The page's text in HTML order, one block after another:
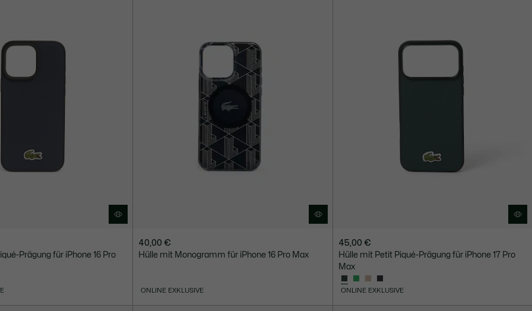
Prägung für iPhone 16 Pro
40,00 €
Hülle mit Monogramm für iPhone 16 Pro Max
ONLINE EXKLUSIVE
45,00 €
Hülle mit Petit Piqué-Prägung für iPhone 17 Pro
Max
ONLINE EXKLUSIVE